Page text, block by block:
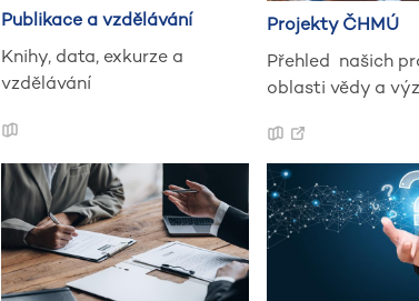
Publikace a vzdělávání
Knihy, data, exkurze a
vzdělávání
Projekty ČHMÚ
Přehled našich
oblasti vědy a